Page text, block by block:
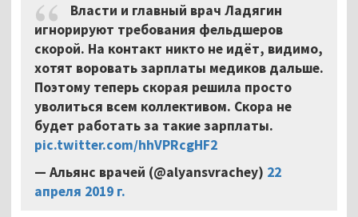
Власти и главный врач Ладягин
игнорируют требования фельдшеров
скорой. На контакт никто не идёт, видимо,
хотят воровать зарплаты медиков дальше.
Поэтому теперь скорая решила просто
уволиться всем коллективом. Скора не
будет работать за такие зарплаты.
pic.twitter.com/hhVPRcgHF2
— Альянс врачей (@alyansvrachey) 22
апреля 2019 г.